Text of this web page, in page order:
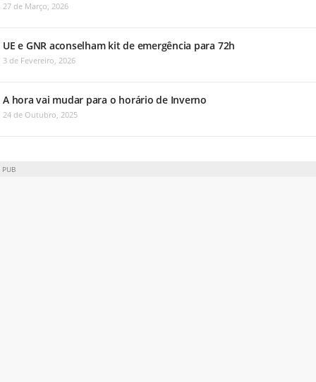
27 de Março, 2026
UE e GNR aconselham kit de emergência para 72h
3 de Fevereiro, 2026
A hora vai mudar para o horário de Inverno
24 de Outubro, 2025
PUB